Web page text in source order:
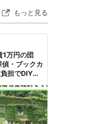
もっと見る
1万円の団
・ブックカ
担でDIYし
門司港1950
ジェクト